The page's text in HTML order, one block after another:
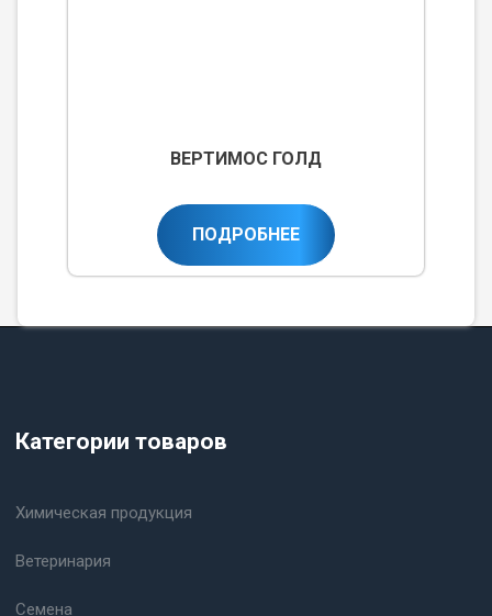
ВЕРТИМОС ГОЛД
ПОДРОБНЕЕ
Категории товаров
Химическая продукция
Ветеринария
Семена